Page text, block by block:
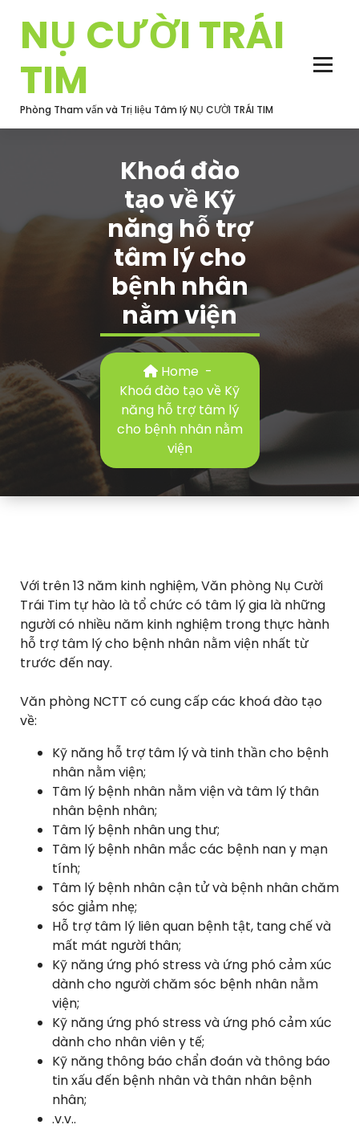
contentNỤ CƯỜI TRÁI
TIM
Phòng Tham vấn và Trị liệu Tâm lý NỤ CƯỜI TRÁI TIM
Khoá đào
tạo về Kỹ
năng hỗ trợ
tâm lý cho
bệnh nhân
nằm viện
Home -
Khoá đào tạo về Kỹ
năng hỗ trợ tâm lý
cho bệnh nhân nằm
viện
Với trên 13 năm kinh nghiệm, Văn phòng Nụ Cười
Trái Tim tự hào là tổ chức có tâm lý gia là những
người có nhiều năm kinh nghiệm trong thực hành
hỗ trợ tâm lý cho bệnh nhân nằm viện nhất từ
trước đến nay.
Văn phòng NCTT có cung cấp các khoá đào tạo
về:
Kỹ năng hỗ trợ tâm lý và tinh thần cho bệnh
nhân nằm viện;
Tâm lý bệnh nhân nằm viện và tâm lý thân
nhân bệnh nhân;
Tâm lý bệnh nhân ung thư;
Tâm lý bệnh nhân mắc các bệnh nan y mạn
tính;
Tâm lý bệnh nhân cận tử và bệnh nhân chăm
sóc giảm nhẹ;
Hỗ trợ tâm lý liên quan bệnh tật, tang chế và
mất mát người thân;
Kỹ năng ứng phó stress và ứng phó cảm xúc
dành cho người chăm sóc bệnh nhân nằm
viện;
Kỹ năng ứng phó stress và ứng phó cảm xúc
dành cho nhân viên y tế;
Kỹ năng thông báo chẩn đoán và thông báo
tin xấu đến bệnh nhân và thân nhân bệnh
nhân;
.v.v..